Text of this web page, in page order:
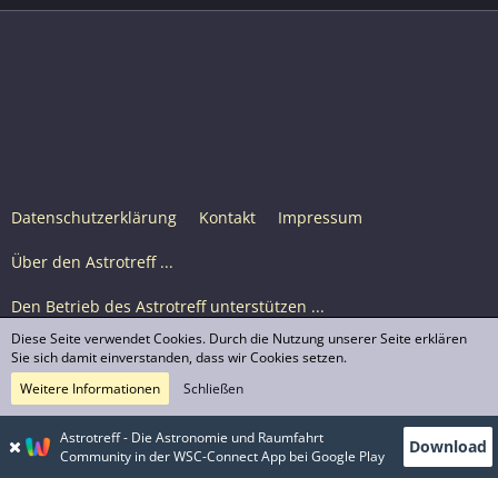
Datenschutzerklärung Kontakt Impressum
Über den Astrotreff ...
Den Betrieb des Astrotreff unterstützen ...
Nutzungsbedingungen
© Astrotreff 2001-2026, lizenziert unter CC BY-SA,
sofern für einzelne Inhalte nicht anders angegeben
Astrotreff - Die Astronomie und Raumfahrt
Community in der WSC-Connect App bei Google Play
Download
Diese Seite verwendet Cookies. Durch die Nutzung unserer Seite erklären
Sie sich damit einverstanden, dass wir Cookies setzen.
Weitere Informationen
Schließen